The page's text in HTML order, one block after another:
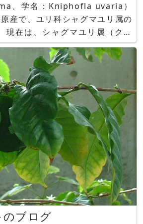
、学名：Kniphofla uvaria）
産で、ユリ科シャグマユリ属の
現在は、シャグマユリ属（クニ
に変わり、クニフォフィア
う名前に変更有れていますがあ
ん。 旧属
のブログ